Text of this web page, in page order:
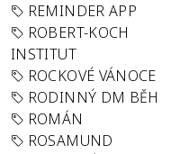
REMINDER APP
ROBERT-KOCH
INSTITUT
ROCKOVÉ VÁNOCE
RODINNÝ DM BĚH
ROMÁN
ROSAMUND